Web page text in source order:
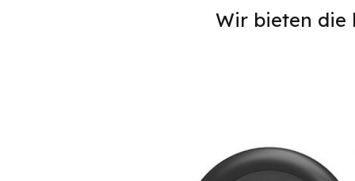
Wir bieten die